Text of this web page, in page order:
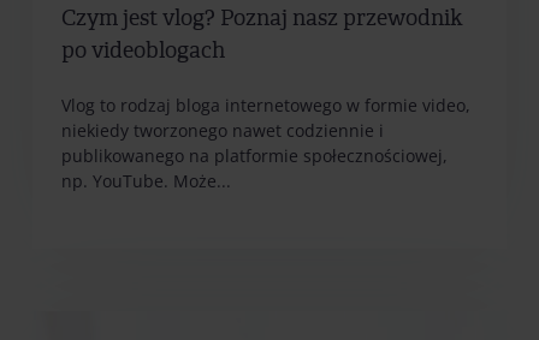
Czym jest vlog? Poznaj nasz przewodnik
po videoblogach
Vlog to rodzaj bloga internetowego w formie video,
niekiedy tworzonego nawet codziennie i
publikowanego na platformie społecznościowej,
np. YouTube. Może...